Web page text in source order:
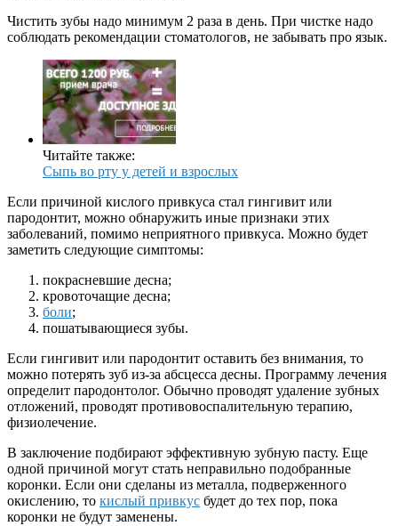
Чистить зубы надо минимум 2 раза в день. При чистке надо
соблюдать рекомендации стоматологов, не забывать про язык.
Читайте также:
Сыпь во рту у детей и взрослых
Если причиной кислого привкуса стал гингивит или
пародонтит, можно обнаружить иные признаки этих
заболеваний, помимо неприятного привкуса. Можно будет
заметить следующие симптомы:
покрасневшие десна;
кровоточащие десна;
боли;
пошатывающиеся зубы.
Если гингивит или пародонтит оставить без внимания, то
можно потерять зуб из-за абсцесса десны. Программу лечения
определит пародонтолог. Обычно проводят удаление зубных
отложений, проводят противовоспалительную терапию,
физиолечение.
В заключение подбирают эффективную зубную пасту. Еще
одной причиной могут стать неправильно подобранные
коронки. Если они сделаны из металла, подверженного
окислению, то кислый привкус будет до тех пор, пока
коронки не будут заменены.